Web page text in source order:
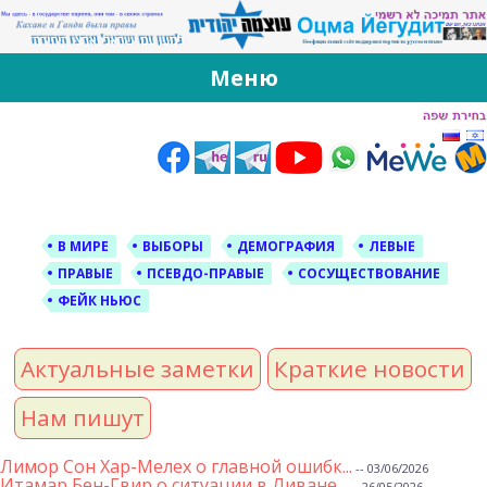
За Оцма Йегудит
עוצמה יהודית ברוסית ובעברית
Меню
В МИРЕ ВЫБОРЫ ДЕМОГРАФИЯ
ЛЕВЫЕ
ПРАВЫЕ
ПСЕВДО-ПРАВЫЕ
СОСУЩЕСТВОВАНИЕ
ФЕЙК НЬЮС
Актуальные заметки
Краткие новости
Нам пишут
Лимор Сон Хар-Мелех о главной ошибк... -- 03/06/2026